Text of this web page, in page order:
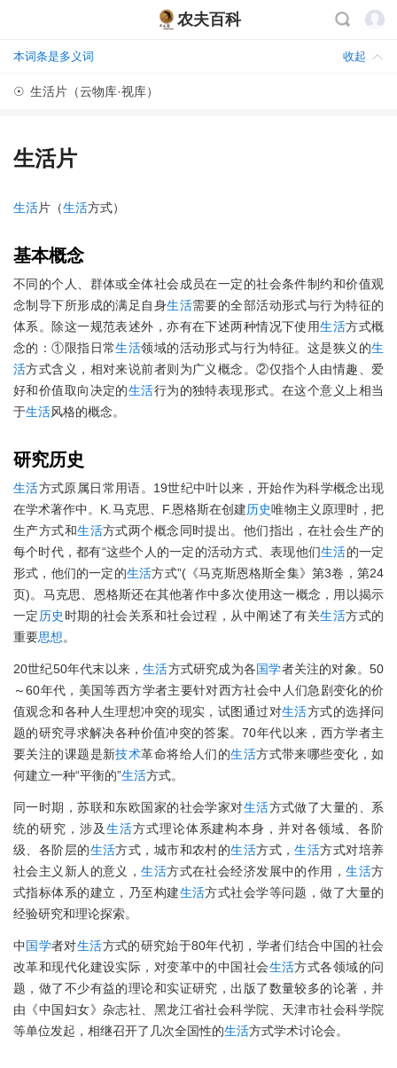
农夫百科
本词条是多义词 收起
☉ 生活片（云物库·视库）
生活片
生活片（生活方式）
基本概念
不同的个人、群体或全体社会成员在一定的社会条件制约和价值观
念制导下所形成的满足自身生活需要的全部活动形式与行为特征的
体系。除这一规范表述外，亦有在下述两种情况下使用生活方式概
念的：①限指日常生活领域的活动形式与行为特征。这是狭义的生
活方式含义，相对来说前者则为广义概念。②仅指个人由情趣、爱
好和价值取向决定的生活行为的独特表现形式。在这个意义上相当
于生活风格的概念。
研究历史
生活方式原属日常用语。19世纪中叶以来，开始作为科学概念出现
在学术著作中。K.马克思、F.恩格斯在创建历史唯物主义原理时，把
生产方式和生活方式两个概念同时提出。他们指出，在社会生产的
每个时代，都有“这些个人的一定的活动方式、表现他们生活的一定
形式，他们的一定的生活方式”(《马克斯恩格斯全集》第3卷，第24
页)。马克思、恩格斯还在其他著作中多次使用这一概念，用以揭示
一定 历史 时期的社会关系和社会过程，从中阐述了有关生活方式的
重要思想。
20世纪50年代末以来，生活方式研究成为各国学者关注的对象。50
～60年代，美国等西方学者主要针对西方社会中人们急剧变化的价
值观念和各种人生理想冲突的现实，试图通过对生活方式的选择问
题的研究寻求解决各种价值冲突的答案。70年代以来，西方学者主
要关注的课题是新技术革命将给人们的生活方式带来哪些变化，如
何建立一种“平衡的”生活方式。
同一时期，苏联和东欧国家的社会学家对生活方式做了大量的、系
统的研究，涉及生活方式理论体系建构本身，并对各领域、各阶
级、各阶层的生活方式，城市和农村的生活方式，生活方式对培养
社会主义新人的意义，生活方式在社会经济发展中的作用，生活方
式指标体系的建立，乃至构建生活方式社会学等问题，做了大量的
经验研究和理论探索。
中国学者对生活方式的研究始于80年代初，学者们结合中国的社会
改革和现代化建设实际，对变革中的中国社会生活方式各领域的问
题，做了不少有益的理论和实证研究，出版了数量较多的论著，并
由《中国妇女》杂志社、黑龙江省社会科学院、天津市社会科学院
等单位发起，相继召开了几次全国性的生活方式学术讨论会。